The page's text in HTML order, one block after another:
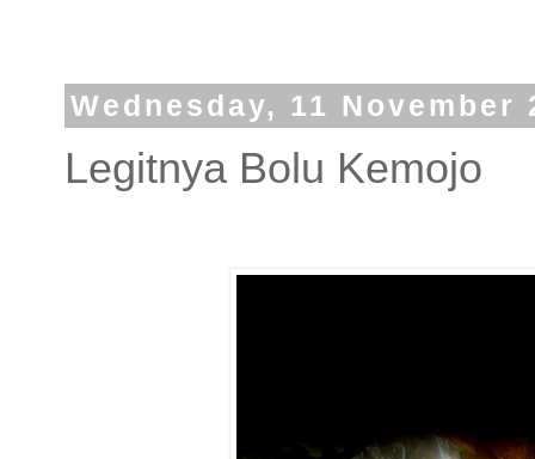
Wednesday, 11 November
Legitnya Bolu Kemojo